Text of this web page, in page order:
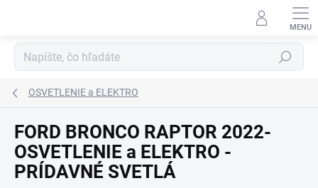
Hľadať
OSVETLENIE a ELEKTRO
FORD BRONCO RAPTOR 2022-
OSVETLENIE a ELEKTRO -
PRÍDAVNÉ SVETLÁ